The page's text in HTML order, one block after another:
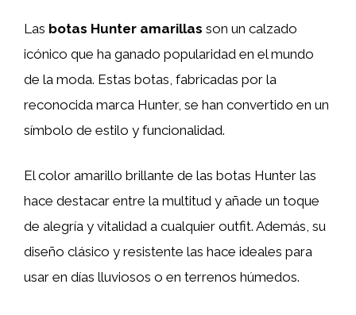
Las botas Hunter amarillas son un calzado
icónico que ha ganado popularidad en el mundo
de la moda. Estas botas, fabricadas por la
reconocida marca Hunter, se han convertido en un
símbolo de estilo y funcionalidad.
El color amarillo brillante de las botas Hunter las
hace destacar entre la multitud y añade un toque
de alegría y vitalidad a cualquier outfit. Además, su
diseño clásico y resistente las hace ideales para
usar en días lluviosos o en terrenos húmedos.